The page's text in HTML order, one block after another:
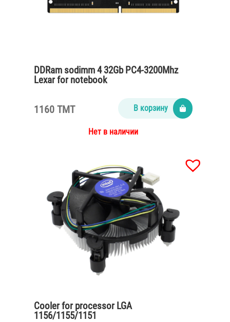
DDRam sodimm 4 32Gb PC4-3200Mhz
Lexar for notebook
1160 TMT В корзину
Нет в наличии
Cooler for processor LGA
1156/1155/1151